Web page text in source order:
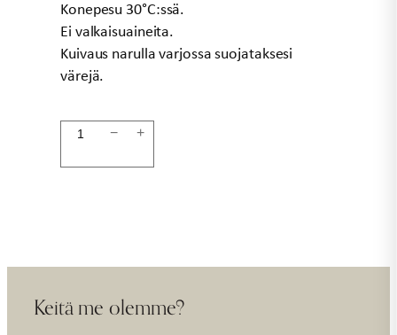
Konepesu 30°C:ssä.
Ei valkaisuaineita.
Kuivaus narulla varjossa suojataksesi
värejä.
Lasten
− +
Keitä me olemme?